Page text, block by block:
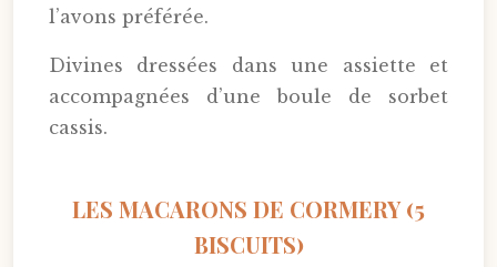
l’avons préférée.
Divines dressées dans une assiette et
accompagnées d’une boule de sorbet
cassis.
LES MACARONS DE CORMERY (5
BISCUITS)